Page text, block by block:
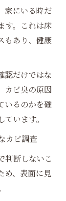
家にいる時だ
す。これは床
もあり、健康
認だけではな
カビ臭の原因
いるのかを確
います。
カビ調査
判断しないこ
め、表面に見